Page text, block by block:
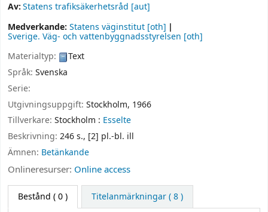
Av:Statens trafiksäkerhetsråd [aut]
Medverkande: Statens väginstitut [oth]
Sverige. Väg- och vattenbyggnadsstyrelsen [oth]
Materialtyp:
Text
Språk: Svenska
Serie:
Utgivningsuppgift: Stockholm, 1966
Tillverkare: Stockholm : Esselte
Beskrivning: 246 s., [2] pl.-bl. ill
Ämnen: Betänkande
Onlineresurser: Online access
Bestånd ( 0 ) Titelanmärkningar ( 8 )